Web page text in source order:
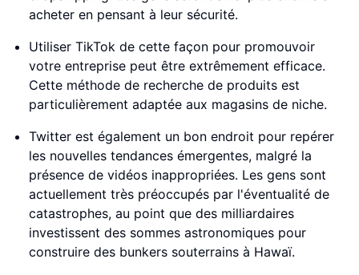
acheter en pensant à leur sécurité.
Utiliser TikTok de cette façon pour promouvoir
votre entreprise peut être extrêmement efficace.
Cette méthode de recherche de produits est
particulièrement adaptée aux magasins de niche.
Twitter est également un bon endroit pour repérer
les nouvelles tendances émergentes, malgré la
présence de vidéos inappropriées. Les gens sont
actuellement très préoccupés par l'éventualité de
catastrophes, au point que des milliardaires
investissent des sommes astronomiques pour
construire des bunkers souterrains à Hawaï.